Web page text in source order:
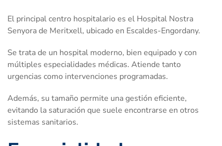
El principal centro hospitalario es el Hospital Nostra
Senyora de Meritxell, ubicado en Escaldes-Engordany.
Se trata de un hospital moderno, bien equipado y con
múltiples especialidades médicas. Atiende tanto
urgencias como intervenciones programadas.
Además, su tamaño permite una gestión eficiente,
evitando la saturación que suele encontrarse en otros
sistemas sanitarios.